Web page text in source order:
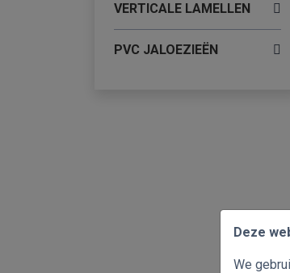
Deze
We
VERTICALE LAMELLEN
PVC JALOEZIEËN